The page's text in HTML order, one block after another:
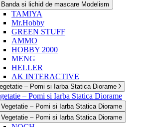
Banda si lichid de mascare Modelism
TAMIYA
Mr.Hobby
GREEN STUFF
AMMO
HOBBY 2000
MENG
HELLER
AK INTERACTIVE
– Pomi si Iarba Statica Diorame
– Pomi si Iarba Statica Diorame
Vegetatie – Pomi si Iarba Statica Diorame
Vegetatie – Pomi si Iarba Statica Diorame